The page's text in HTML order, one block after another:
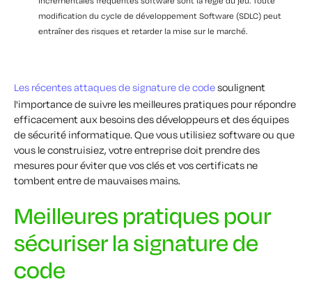
modification du cycle de développement Software (SDLC) peut
entraîner des risques et retarder la mise sur le marché.
Les récentes attaques de signature de codesoulignent
l'importance de suivre les meilleures pratiques pour répondre
efficacement aux besoins des développeurs et des équipes
de sécurité informatique. Que vous utilisiez software ou que
vous le construisiez, votre entreprise doit prendre des
mesures pour éviter que vos clés et vos certificats ne
tombent entre de mauvaises mains.
Meilleures pratiques pour
sécuriser la signature de
code